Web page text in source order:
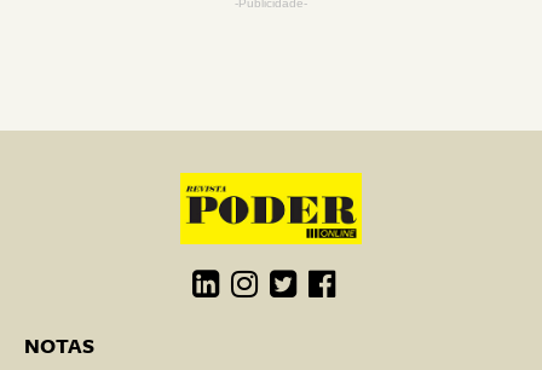
-Publicidade-
NOTAS